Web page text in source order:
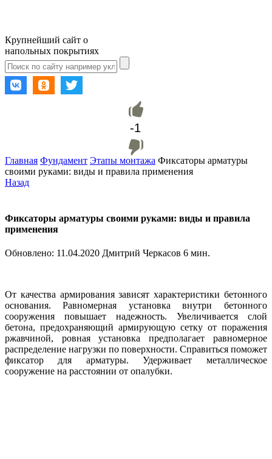
Крупнейший сайт о
напольных покрытиях
-1
Главная Фундамент Этапы монтажа Фиксаторы арматуры
своими руками: виды и правила применения
Назад
Фиксаторы арматуры своими руками: виды и правила
применения
Обновлено: 11.04.2020 Дмитрий Черкасов 6 мин.
От качества армирования зависят характеристики бетонного
основания. Равномерная установка внутри бетонного
сооружения повышает надежность. Увеличивается слой
бетона, предохраняющий армирующую сетку от поражения
ржавчиной, ровная установка предполагает равномерное
распределение нагрузки по поверхности. Справиться поможет
фиксатор для арматуры. Удерживает металлическое
сооружение на расстоянии от опалубки.